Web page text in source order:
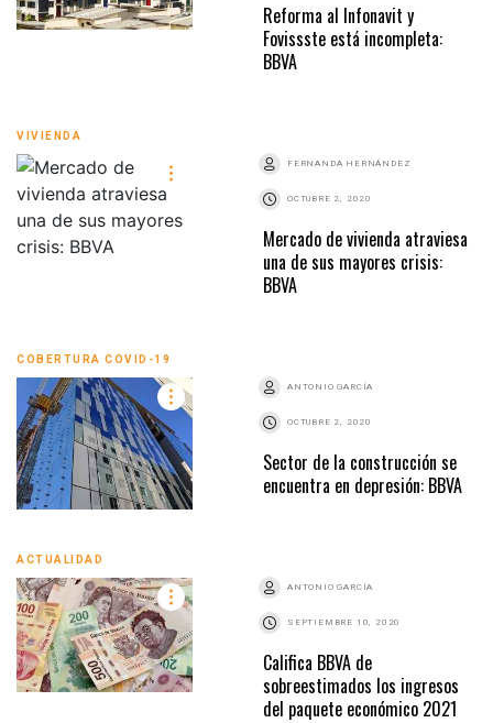
Reforma al Infonavit y
Fovissste está incompleta:
BBVA
VIVIENDA
FERNANDA HERNÁNDEZ
OCTUBRE 2, 2020
Mercado de vivienda atraviesa
una de sus mayores crisis:
BBVA
COBERTURA COVID-19
ANTONIO GARCÍA
OCTUBRE 2, 2020
Sector de la construcción se
encuentra en depresión: BBVA
ACTUALIDAD
ANTONIO GARCÍA
SEPTIEMBRE 10, 2020
Califica BBVA de
sobreestimados los ingresos
del paquete económico 2021